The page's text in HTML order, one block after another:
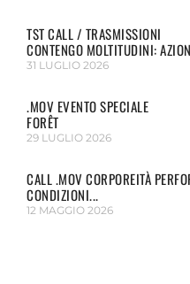
TST CALL / TRASMISSIONI
CONTENGO MOLTITUDINI:
31 LUGLIO 2026
.MOV EVENTO SPECIALE
FORÊT
29 LUGLIO 2026
CALL .MOV CORPOREITÀ
CONDIZIONI...
12 MAGGIO 2026